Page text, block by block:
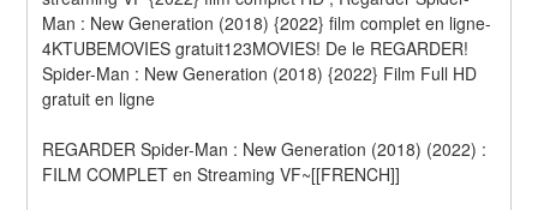
Man : New Generation (2018) {2022} film complet en ligne-
4KTUBEMOVIES gratuit123MOVIES! De le REGARDER!
Spider-Man : New Generation (2018) {2022} Film Full HD
gratuit en ligne
REGARDER Spider-Man : New Generation (2018) (2022) :
FILM COMPLET en Streaming VF~[[FRENCH]]